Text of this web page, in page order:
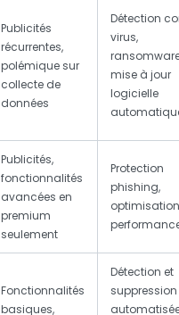
Publicités
récurrentes,
polémique sur
collecte de
données
Détection
virus,
mise à jour
logicielle
Publicités,
fonctionnalités
avancées en
premium
seulement
Protection
phishing,
optimisation
Fonctionnalités
basiques,
Détection et
suppression